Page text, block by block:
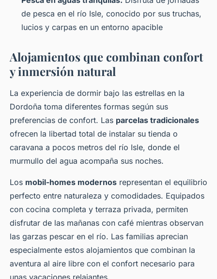
de pesca en el río Isle, conocido por sus truchas,
lucios y carpas en un entorno apacible
Alojamientos que combinan confort
y inmersión natural
La experiencia de dormir bajo las estrellas en la
Dordoña toma diferentes formas según sus
preferencias de confort. Las parcelas tradicionales
ofrecen la libertad total de instalar su tienda o
caravana a pocos metros del río Isle, donde el
murmullo del agua acompaña sus noches.
Los mobil-homes modernos representan el equilibrio
perfecto entre naturaleza y comodidades. Equipados
con cocina completa y terraza privada, permiten
disfrutar de las mañanas con café mientras observan
las garzas pescar en el río. Las familias aprecian
especialmente estos alojamientos que combinan la
aventura al aire libre con el confort necesario para
unas vacaciones relajantes.